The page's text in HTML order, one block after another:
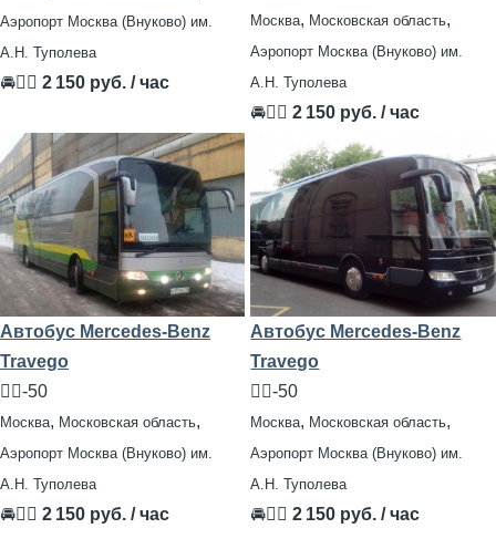
Аэропорт Москва (Внуково) им.
А.Н. Туполева
🚘👨‍✈ 2 150 руб. / час
Москва, Московская область,
Аэропорт Москва (Внуково) им.
А.Н. Туполева
🚘👨‍✈2 150 руб. / час
Автобус Mercedes-Benz
Travego
🧍‍♂️-50
Москва, Московская область,
Аэропорт Москва (Внуково) им.
А.Н. Туполева
🚘👨‍✈ 2 150 руб. / час
Автобус Mercedes-Benz
Travego
🧍‍♂️-50
Москва, Московская область,
Аэропорт Москва (Внуково) им.
А.Н. Туполева
🚘👨‍✈2 150 руб. / час